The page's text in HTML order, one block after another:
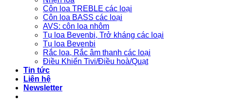
Côn loa TREBLE các loại
Côn loa BASS các loại
AVS: côn loa nhôm
Tụ loa Bevenbi, Trở kháng các loại
Tụ loa Bevenbi
Rắc loa, Rắc âm thanh các loại
Điều Khiển Tivi/Điều hoà/Quạt
Tin tức
Liên hệ
Newsletter